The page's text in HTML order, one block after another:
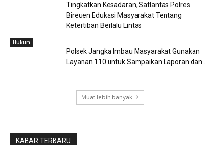
Tingkatkan Kesadaran, Satlantas Polres
Bireuen Edukasi Masyarakat Tentang
Ketertiban Berlalu Lintas
Hukum
Polsek Jangka Imbau Masyarakat Gunakan
Layanan 110 untuk Sampaikan Laporan dan...
Muat lebih banyak
KABAR TERBARU